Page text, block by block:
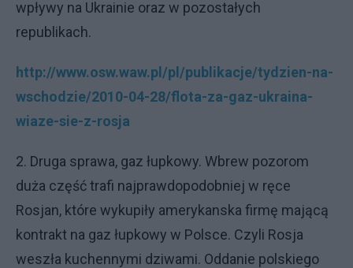
wpływy na Ukrainie oraz w pozostałych
republikach.
http://www.osw.waw.pl/pl/publikacje/tydzien-na-
wschodzie/2010-04-28/flota-za-gaz-ukraina-
wiaze-sie-z-rosja
2. Druga sprawa, gaz łupkowy. Wbrew pozorom
duża część trafi najprawdopodobniej w ręce
Rosjan, które wykupiły amerykanska firmę mającą
kontrakt na gaz łupkowy w Polsce. Czyli Rosja
weszła kuchennymi dziwami. Oddanie polskiego